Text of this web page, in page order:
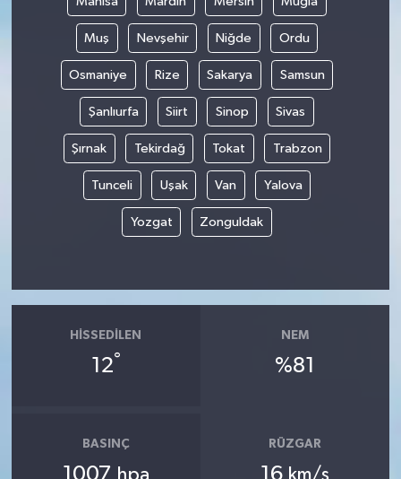
Muş Nevşehir Niğde Ordu
Osmaniye Rize Sakarya Samsun
Şanlıurfa Siirt Sinop Sivas
Şırnak Tekirdağ Tokat Trabzon
Tunceli Uşak Van Yalova
Yozgat Zonguldak
HISSEDILEN
12°
NEM
%81
BASINÇ RÜZGAR